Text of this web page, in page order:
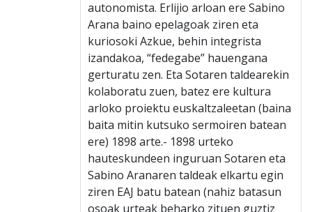
autonomista. Erlijio arloan ere Sabino
Arana baino epelagoak ziren eta
kuriosoki Azkue, behin integrista
izandakoa, “fedegabe” hauengana
gerturatu zen. Eta Sotaren taldearekin
kolaboratu zuen, batez ere kultura
arloko proiektu euskaltzaleetan (baina
baita mitin kutsuko sermoiren batean
ere) 1898 arte.- 1898 urteko
hauteskundeen inguruan Sotaren eta
Sabino Aranaren taldeak elkartu egin
ziren EAJ batu batean (nahiz batasun
osoak urteak beharko zituen guztiz